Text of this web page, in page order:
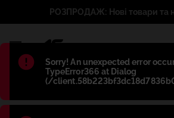
Błąd:
Sorry! An unexpected error
TypeError366 at Dialog
(/
РОЗПРОДАЖ: Нові товари та